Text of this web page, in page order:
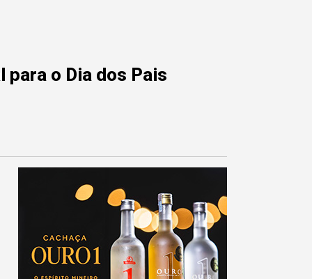
o Dia dos Pais